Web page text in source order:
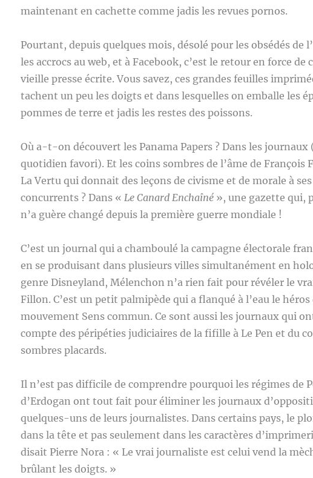
maintenant en cachette comme jadis les revues pornos.
Pourtant, depuis quelques mois, désolé pour les obsédés de
les accrocs au web, et à Facebook, c’est le retour en force de
vieille presse écrite. Vous savez, ces grandes feuilles
tachent un peu les doigts et dans lesquelles on emballe les
pommes de terre et jadis les restes des poissons.
Où a-t-on découvert les Panama Papers ? Dans les
quotidien favori). Et les coins sombres de l’âme de François
La Vertu qui donnait des leçons de civisme et de morale à ses
concurrents ? Dans « Le Canard Enchaîné», une gazette qui,
n’a guère changé depuis la première guerre mondiale !
C’est un journal qui a chamboulé la campagne électorale
en se produisant dans plusieurs villes simultanément en
genre Disneyland, Mélenchon n’a rien fait pour révéler le
Fillon. C’est un petit palmipède qui a flanqué à l’eau le héros
mouvement Sens commun. Ce sont aussi les journaux qui
compte des péripéties judiciaires de la fifille à Le Pen et du
sombres placards.
Il n’est pas difficile de comprendre pourquoi les régimes de
d’Erdogan ont tout fait pour éliminer les journaux
quelques-uns de leurs journalistes. Dans certains pays, le
dans la tête et pas seulement dans les caractères
disait Pierre Nora : « Le vrai journaliste est celui vend la
brûlant les doigts. »